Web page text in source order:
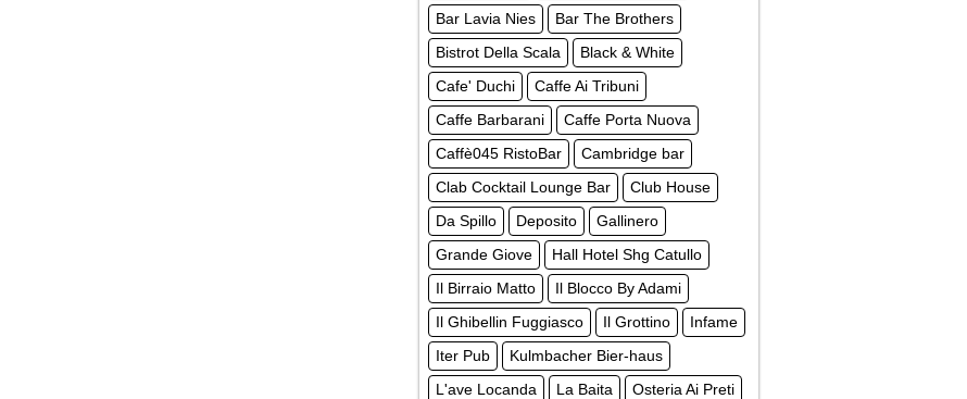
Bar Lavia Nies
Bar The Brothers
Bistrot Della Scala
Black & White
Cafe' Duchi
Caffe Ai Tribuni
Caffe Barbarani
Caffe Porta Nuova
Caffè045 RistoBar
Cambridge bar
Clab Cocktail Lounge Bar
Club House
Da Spillo
Deposito
Gallinero
Grande Giove
Hall Hotel Shg Catullo
Il Birraio Matto
Il Blocco By Adami
Il Ghibellin Fuggiasco
Il Grottino
Infame
Iter Pub
Kulmbacher Bier-haus
L'ave Locanda
La Baita
Osteria Ai Preti